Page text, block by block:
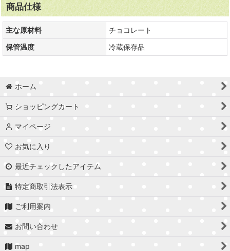
商品仕様
主な原材料
チョコレート
保管温度
冷蔵保存品
ホーム
ショッピングカート
マイページ
お気に入り
最近チェックしたアイテム
特定商取引法表示
ご利用案内
お問い合わせ
map